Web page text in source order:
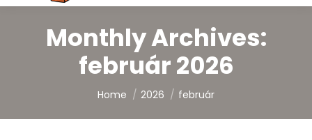
Monthly Archives:
február 2026
You are here:
Home 2026 február